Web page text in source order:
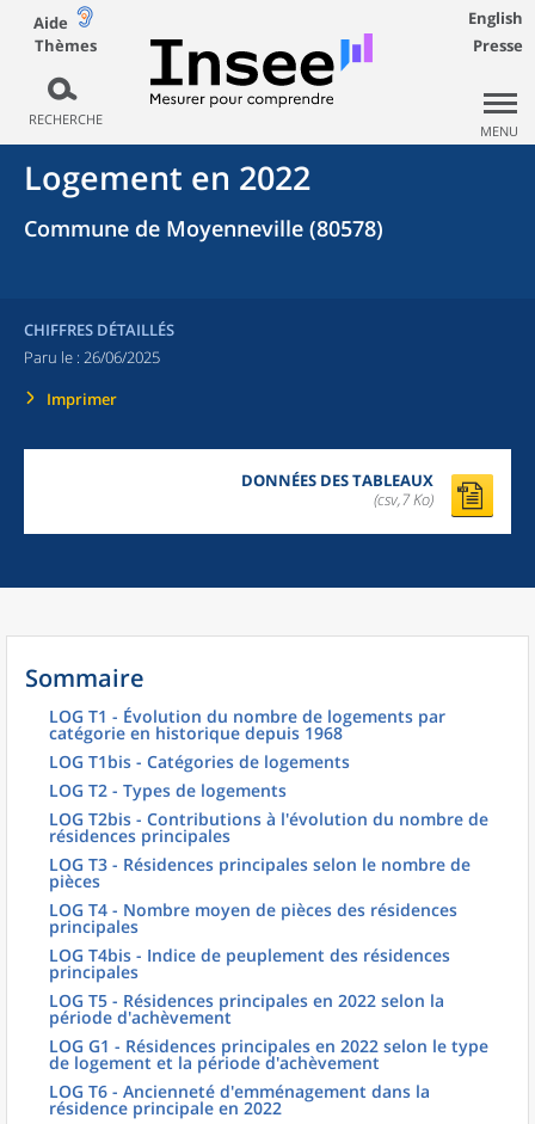
Aide
Thèmes
RECHERCHE
English
Presse
MENU
Logement en 2022
Commune de Moyenneville (80578)
CHIFFRES DÉTAILLÉS
Paru le : 26/06/2025
Imprimer
DONNÉES DES TABLEAUX
(csv,7 Ko)
Sommaire
LOG T1 - Évolution du nombre de logements par
catégorie en historique depuis 1968
LOG T1bis - Catégories de logements
LOG T2 - Types de logements
LOG T2bis - Contributions à l'évolution du nombre de
résidences principales
LOG T3 - Résidences principales selon le nombre de
pièces
LOG T4 - Nombre moyen de pièces des résidences
principales
LOG T4bis - Indice de peuplement des résidences
principales
LOG T5 - Résidences principales en 2022 selon la
période d'achèvement
LOG G1 - Résidences principales en 2022 selon le type
de logement et la période d'achèvement
LOG T6 - Ancienneté d'emménagement dans la
résidence principale en 2022